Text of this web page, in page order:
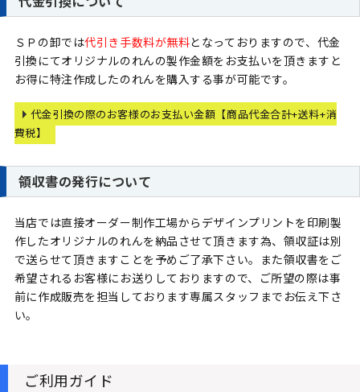
ＳＰの卸では代引き手数料が無料となっておりますので、代金
引換にてオリジナルのれんの製作金額をお支払いを頂きますと
お得に特注作成したのれんを購入する事が可能です。
代金引換の際のお客様のお支払い金額【商品代金合計+送料+消
費税】
領収書の発行について
当店では直接オーダー制作工場からデザインプリントを印刷製
作したオリジナルのれんを納品させて頂きます為、領収証は別
で送らせて頂きますことを予めご了承下さい。また領収書をご
希望されるお客様にお送りしておりますので、ご所望の際は事
前に作成販売を担当しております専属スタッフまでお伝え下さ
い。
ご利用ガイド